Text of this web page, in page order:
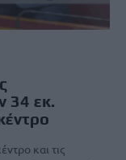
34 εκ.
και τις